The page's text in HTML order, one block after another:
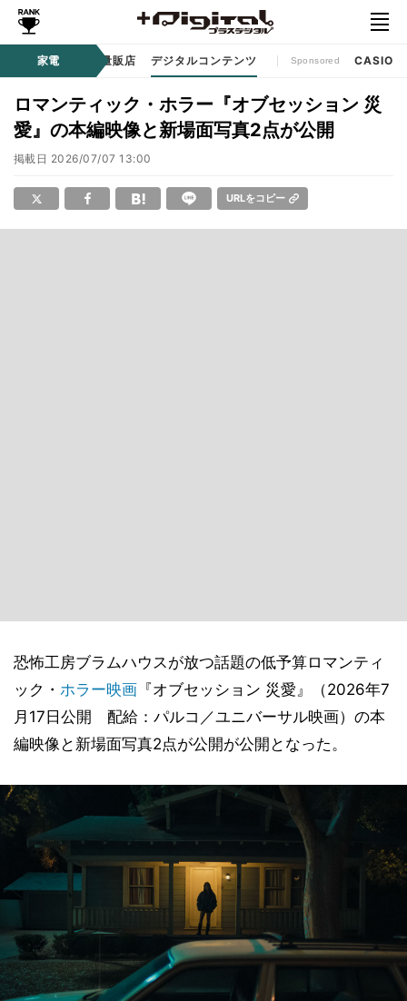
家電
生活家電 家電量販店 デジタルコンテンツ Sponsored CASIO
ロマンティック・ホラー『オブセッション 災
愛』の本編映像と新場面写真2点が公開
掲載日 2026/07/07 13:00
URLをコピー
恐怖工房ブラムハウスが放つ話題の低予算ロマンティ
ック・ ホラー映画 『オブセッション 災愛』（2026年7
月17日公開 配給：パルコ／ユニバーサル映画）の本
編映像と新場面写真2点が公開が公開となった。